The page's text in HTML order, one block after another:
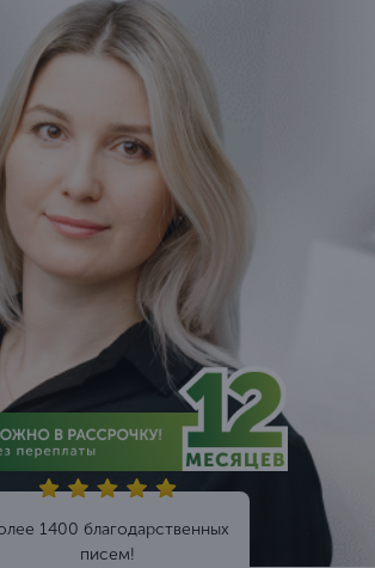
1400 благодарственных
писем!